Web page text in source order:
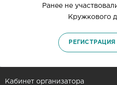
Ранее не
Кружкового
РЕГИСТРАЦИЯ
Кабинет организатора